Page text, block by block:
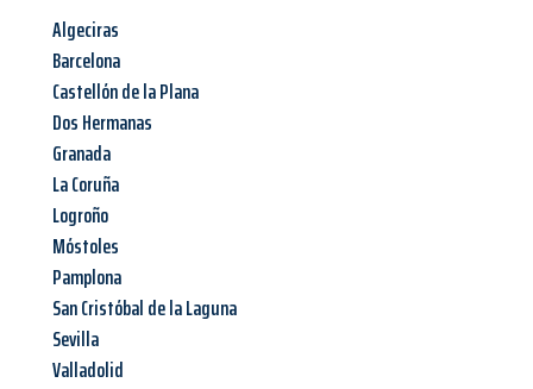
Algeciras
Barcelona
Castellón de la Plana
Dos Hermanas
Granada
La Coruña
Logroño
Móstoles
Pamplona
San Cristóbal de la Laguna
Sevilla
Valladolid